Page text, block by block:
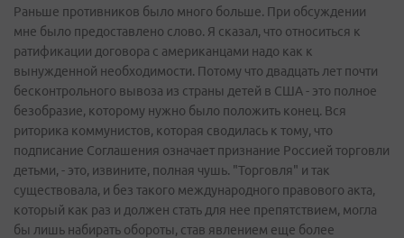
Раньше противников было много больше. При обсуждении
мне было предоставлено слово. Я сказал, что относиться к
ратификации договора с американцами надо как к
вынужденной необходимости. Потому что двадцать лет почти
бесконтрольного вывоза из страны детей в США - это полное
безобразие, которому нужно было положить конец. Вся
риторика коммунистов, которая сводилась к тому, что
подписание Соглашения означает признание Россией торговли
детьми, - это, извините, полная чушь. "Торговля" и так
существовала, и без такого международного правового акта,
который как раз и должен стать для нее препятствием, могла
бы лишь набирать обороты, став явлением еще более